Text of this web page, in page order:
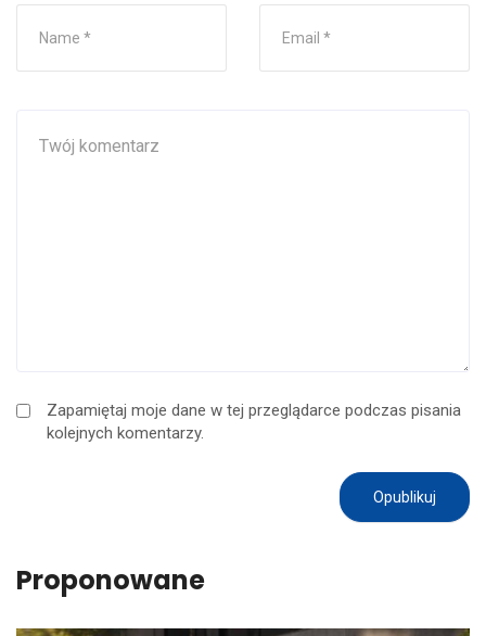
Zapamiętaj moje dane w tej przeglądarce podczas pisania
kolejnych komentarzy.
Proponowane